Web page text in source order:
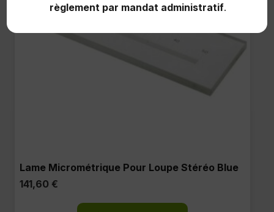
Lame Micrométrique Pour Loupe Stéréo Blue
141,60 €
règlement par mandat administratif.